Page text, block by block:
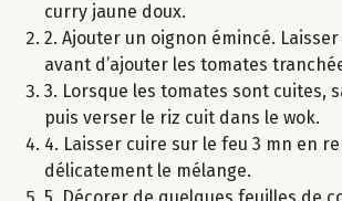
curry jaune doux.
2. Ajouter un oignon émincé.
avant d’ajouter les tomates
3. Lorsque les tomates sont cuites,
puis verser le riz cuit dans le wok.
4. Laisser cuire sur le feu 3 mn en
délicatement le mélange.